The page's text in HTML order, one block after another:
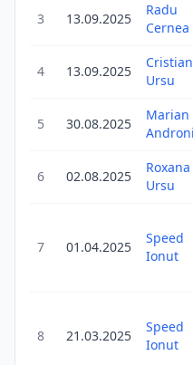
3 13.09.2025
Radu
Cernea
4 13.09.2025
Cristian
Ursu
5 30.08.2025
Marian
6 02.08.2025
Roxana
Ursu
7 01.04.2025
Speed
Ionut
8 21.03.2025
Speed
Ionut